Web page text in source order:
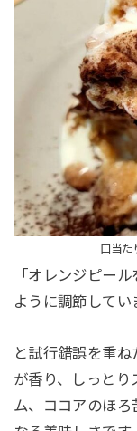
口当た
「オレンジピー
ように調節してい
と試行錯誤を重
が香り、しっと
ム、ココアのほ